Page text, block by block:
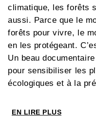
climatique, les forêts
aussi. Parce que le
forêts pour vivre, le
en les protégeant.
Un beau
pour sensibiliser les
écologiques et à la
Cet ouvrage est
EN LIRE PLUS